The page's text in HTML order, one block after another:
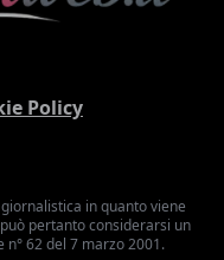
Policy
in quanto viene
pertanto considerarsi un
62 del 7 marzo 2001.